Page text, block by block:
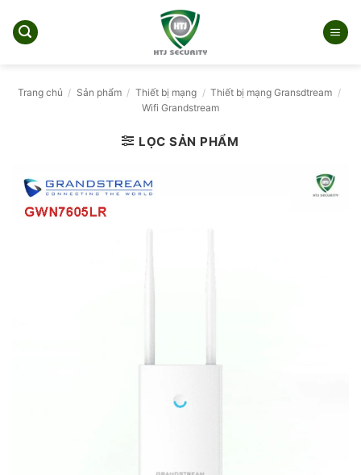
qua
Trang chủ / Sản phẩm / Thiết bị mạng / Thiết bị mạng Gransdtream /
Wifi Grandstream
LỌC SẢN PHẨM